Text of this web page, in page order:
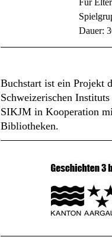
Für
Dauer:
Buchstart ist ein Projekt
Schweizerischen
SIKJM in Kooperation
Bibliotheken.